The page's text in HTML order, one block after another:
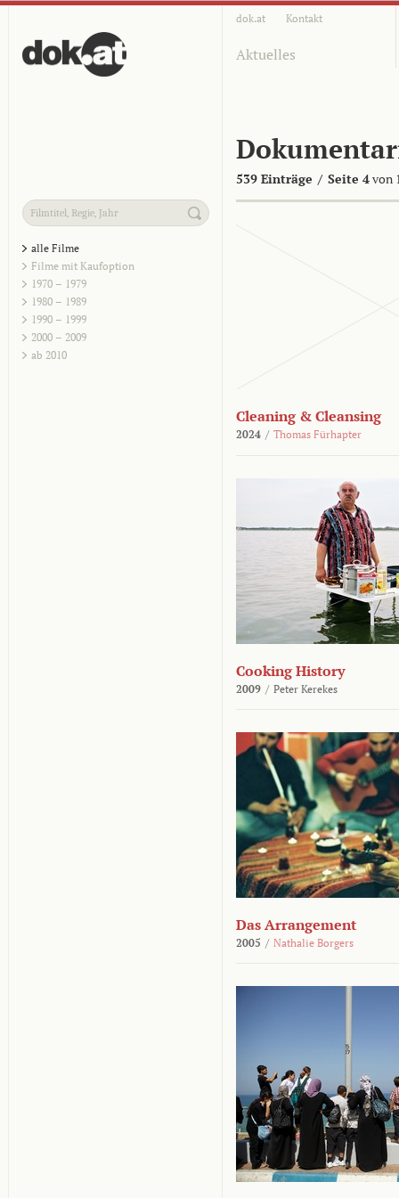
dok.at Kontakt
Aktuelles
539 Einträge / Seite 4von
alle Filme
Filme mit Kaufoption
1970 – 1979
1980 – 1989
1990 – 1999
2000 – 2009
ab 2010
Cleaning & Cleansing
2024 / Thomas Fürhapter
Cooking History
2009 / Peter Kerekes
Das Arrangement
2005 / Nathalie Borgers